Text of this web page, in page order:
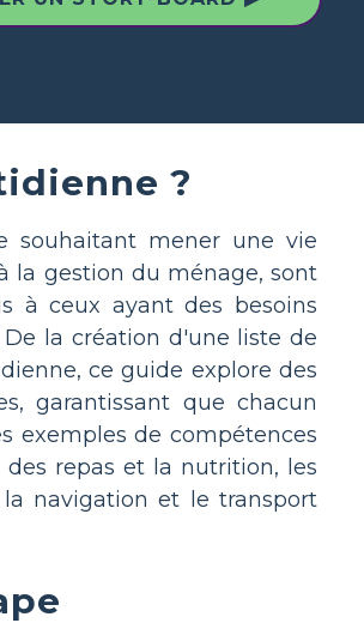
?
souhaitant mener une vie
la gestion du ménage, sont
à ceux ayant des besoins
la création d'une liste de
ce guide explore des
garantissant que chacun
exemples de compétences
repas et la nutrition, les
navigation et le transport